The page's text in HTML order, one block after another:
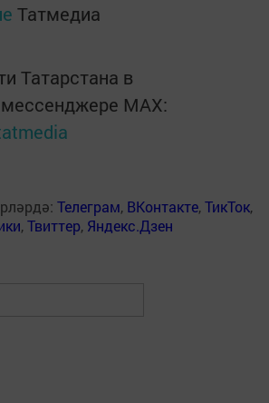
Татмедиа
Татарстана в
MАХ:
Телеграм, ВКонтакте,ТикТок,
,Твиттер, Яндекс.Дзен